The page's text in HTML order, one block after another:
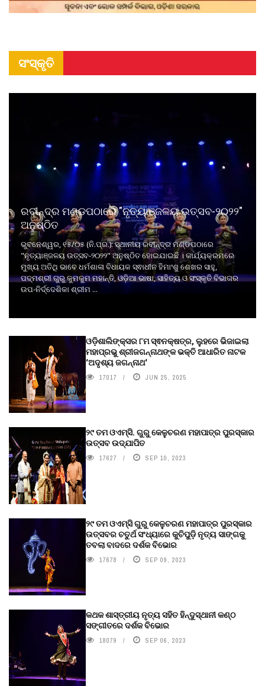
ସଂସ୍କୃତି
ରବୀନ୍ଦ୍ର ମଣ୍ଡପଠାରେ "ନୃତ୍ୟାଞ୍ଜଳୟ ଉତ୍ସବ-୨୦୨୨"
ଅନୁଷ୍ଠିତ
ଭୁବନେଶ୍ୱର, ୧୫/୦୫ (ନି.ପ୍ର.): ସ୍ଥାନୀୟ ରବୀନ୍ଦ୍ର ମଣ୍ଡପଠାରେ
"ନୃତ୍ୟାଞ୍ଜଳୟ ଉତ୍ସବ-୨୦୨୨" ଅନୁଷ୍ଠିତ ହୋଇଯାଇଛି । କାର୍ଯ୍ୟକ୍ରମରେ
ମୁଖ୍ୟ ଅତିଥି ଭାବେ ଧର୍ମଶାଳା ବିଧାୟକ ସ୍ଵାଧୀନ ହିମାଂଶୁ ଶେଖର ସାହୁ,
ପଦ୍ମଶ୍ରୀ ଗୁରୁ କୁମକୁମ ମହାନ୍ତି, ଓଡ଼ିଆ ଭାଷା, ସାହିତ୍ୟ ଓ ସଂସ୍କୃତି ବିଭାଗର
ଉପ-ନିର୍ଦ୍ଦେଶିକା ଶ୍ରୀମ ...
ଓଡ଼ିଶାଲିଙ୍କ୍ସର ୮ମ ସ୍ଵନକ୍ଷତ୍ର, ଲୁହରେ ଭିଜାଇଲା
ମହାପ୍ରଭୁ ଶ୍ରୀଜଗନ୍ନାଥଙ୍କ ଭକ୍ତି ଆଧାରିତ ନାଟକ
‘ଅଦୃଶ୍ୟ ଜଗନ୍ନାଥ‘
17017 JUN 25, 2025
୨୯ ତମ ଓଏମ୍‌ସି. ଗୁରୁ କେଳୁଚରଣ ମହାପାତ୍ର ପୁରସ୍କାର
ଉତ୍ସବ ଉଦ୍‍ଯାପିତ
17627 SEP 10, 2023
୨୯ ତମ ଓଏମ୍‌ସି ଗୁରୁ କେଳୁଚରଣ ମହାପାତ୍ର ପୁରସ୍କାର
ଉତ୍ସବର ଚତୁର୍ଥ ସଂଧ୍ୟାରେ କୁଚିପୁଡ଼ି ନୃତ୍ୟ ସାଙ୍ଗକୁ
ତବଲା ବାଦରେ ଦର୍ଶକ ବିଭୋର
17678 SEP 09, 2023
କଥକ ଶାସ୍ତ୍ରୀୟ ନୃତ୍ୟ ସହିତ ହିନ୍ଦୁସ୍ଥାନୀ କଣ୍ଠ
ସଙ୍ଗୀତରେ ଦର୍ଶକ ବିଭୋର
18079 SEP 06, 2023